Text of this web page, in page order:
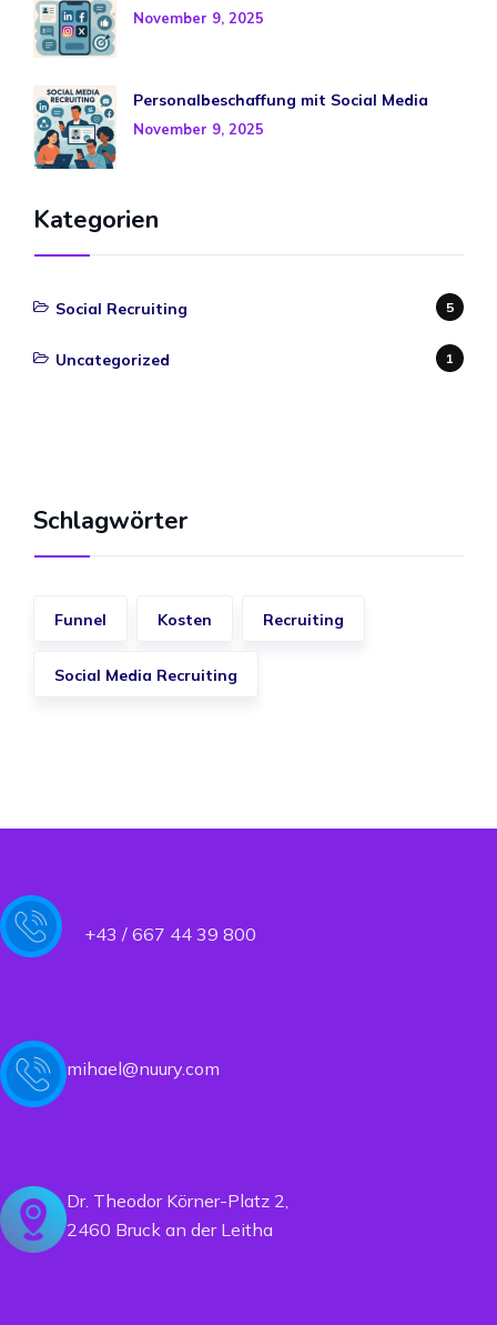
November 9, 2025
Personalbeschaffung mit Social Media
November 9, 2025
Kategorien
Social Recruiting 5
Uncategorized 1
Schlagwörter
Funnel Kosten Recruiting
Social Media Recruiting
+43 / 667 44 39 800
mihael@nuury.com
Dr. Theodor Körner-Platz 2,
2460 Bruck an der Leitha